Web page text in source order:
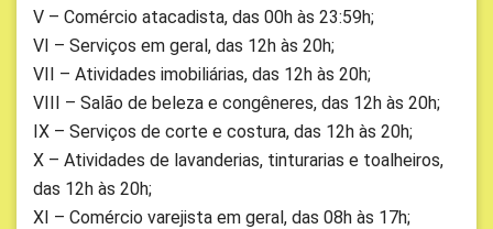
V – Comércio atacadista, das 00h às 23:59h;
VI – Serviços em geral, das 12h às 20h;
VII – Atividades imobiliárias, das 12h às 20h;
VIII – Salão de beleza e congêneres, das 12h às 20h;
IX – Serviços de corte e costura, das 12h às 20h;
X – Atividades de lavanderias, tinturarias e toalheiros,
das 12h às 20h;
XI – Comércio varejista em geral, das 08h às 17h;